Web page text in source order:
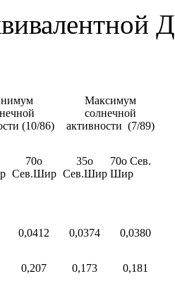
(10/86)
Максимум
солнечной
активности (7/89)
70о
Сев.Шир
35о
Сев.Шир
70о Сев.
Шир
0,0412 0,0374 0,0380
0,207 0,173 0,181